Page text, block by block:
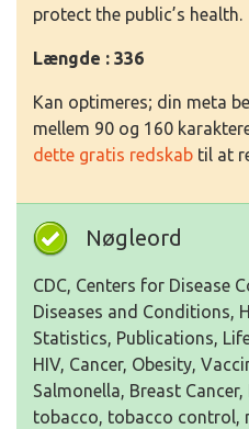
protect the public’s health.
Længde : 336
Kan optimeres; din meta
mellem 90 og 160
dette gratis redskab til at
Nøgleord
CDC, Centers for Disease
Diseases and Conditions,
Statistics, Publications,
HIV, Cancer, Obesity,
Salmonella, Breast
tobacco, tobacco control,